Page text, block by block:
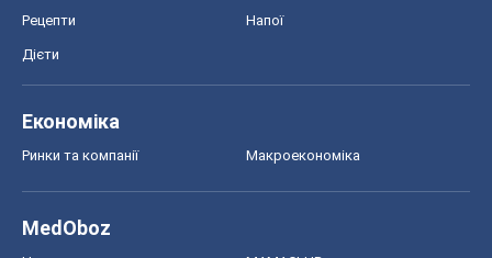
Рецепти Напої
Дієти
Економіка
Ринки та компанії Макроекономіка
MedOboz